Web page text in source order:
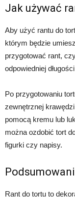
Jak używać
Aby użyć rantu do
którym będzie
przygotować rant,
odpowiedniej
Po przygotowaniu
zewnętrznej
pomocą kremu lub
można ozdobić tort
figurki czy napisy.
Rant do tortu to